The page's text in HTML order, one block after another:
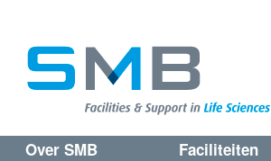
Spring
Spring
Over SMB Faciliteiten